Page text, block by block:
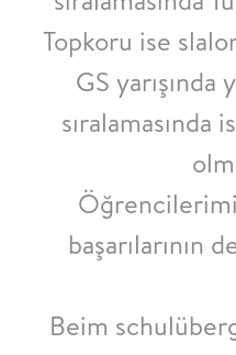
Topkoru ise
GS
sıralamasında
başarılarının
Beim